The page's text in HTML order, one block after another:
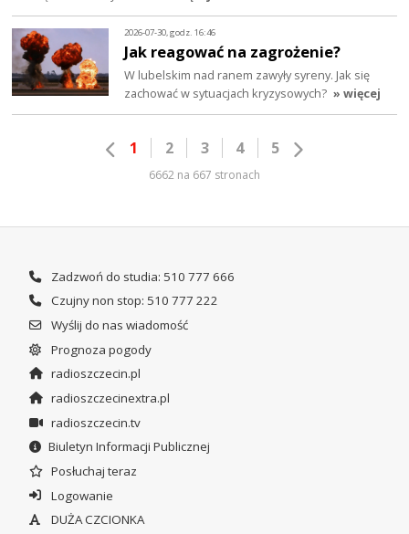
2026-07-30, godz. 16:46
Jak reagować na zagrożenie?
W lubelskim nad ranem zawyły syreny. Jak się
zachować w sytuacjach kryzysowych? » więcej
1 2 3 4 5
6662 na 667 stronach
Zadzwoń do studia: 510 777 666
Czujny non stop: 510 777 222
Wyślij do nas wiadomość
Prognoza pogody
radioszczecin.pl
radioszczecinextra.pl
radioszczecin.tv
Biuletyn Informacji Publicznej
Posłuchaj teraz
Logowanie
DUŻA CZCIONKA